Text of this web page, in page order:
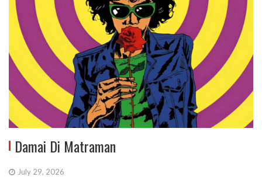
Damai Di Matraman
July 29, 2026